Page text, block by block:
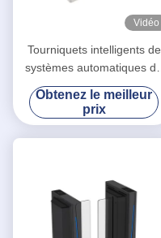
Vidéo
Tourniquets intelligents de
systèmes automatiques de
vitesse, contrôle piétonnier
de porte de barrière
d'aileron
Obtenez le meilleur
prix